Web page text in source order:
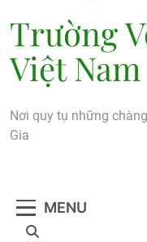
Trường
Việt Nam
Nơi quy tụ những
Gia
MENU